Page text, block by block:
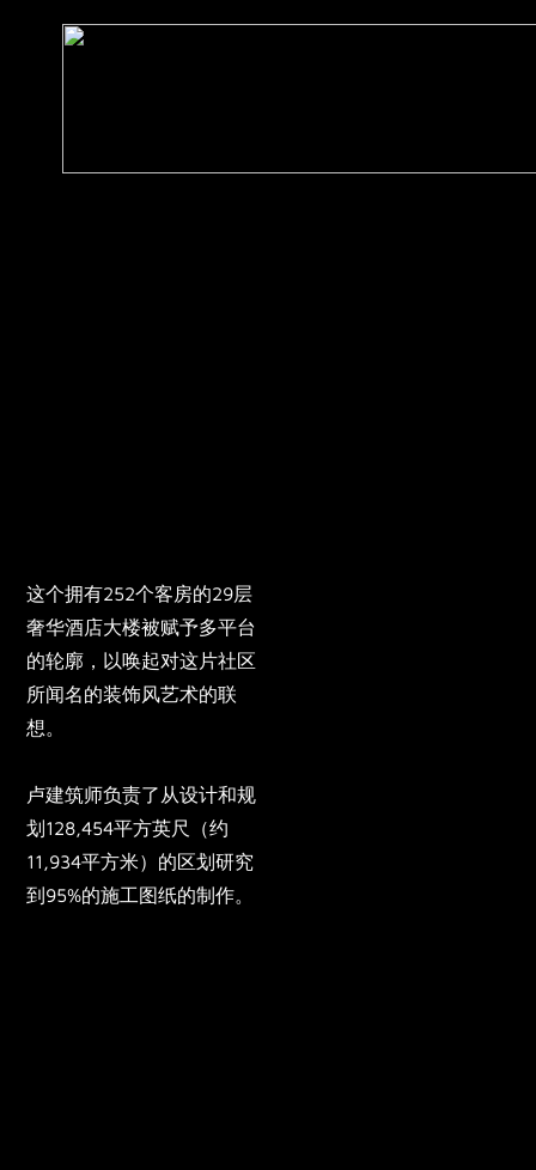
这个拥有252个客房的29层
奢华酒店大楼被赋予多平台
的轮廓，以唤起对这片社区
所闻名的装饰风艺术的联
想。
卢建筑师负责了从设计和规
划128,454平方英尺（约
11,934平方米）的区划研究
到95%的施工图纸的制作。